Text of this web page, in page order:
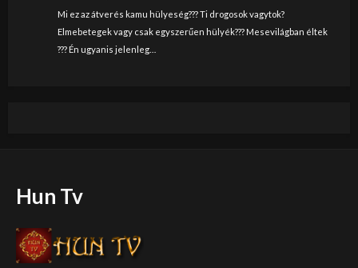
Mi ez az átverés kamu hülyeség??? Ti drogosok vagytok?
Elmebetegek vagy csak egyszerűen hülyék??? Mesevilágban éltek
??? Én ugyanis jelenleg…
Hun Tv